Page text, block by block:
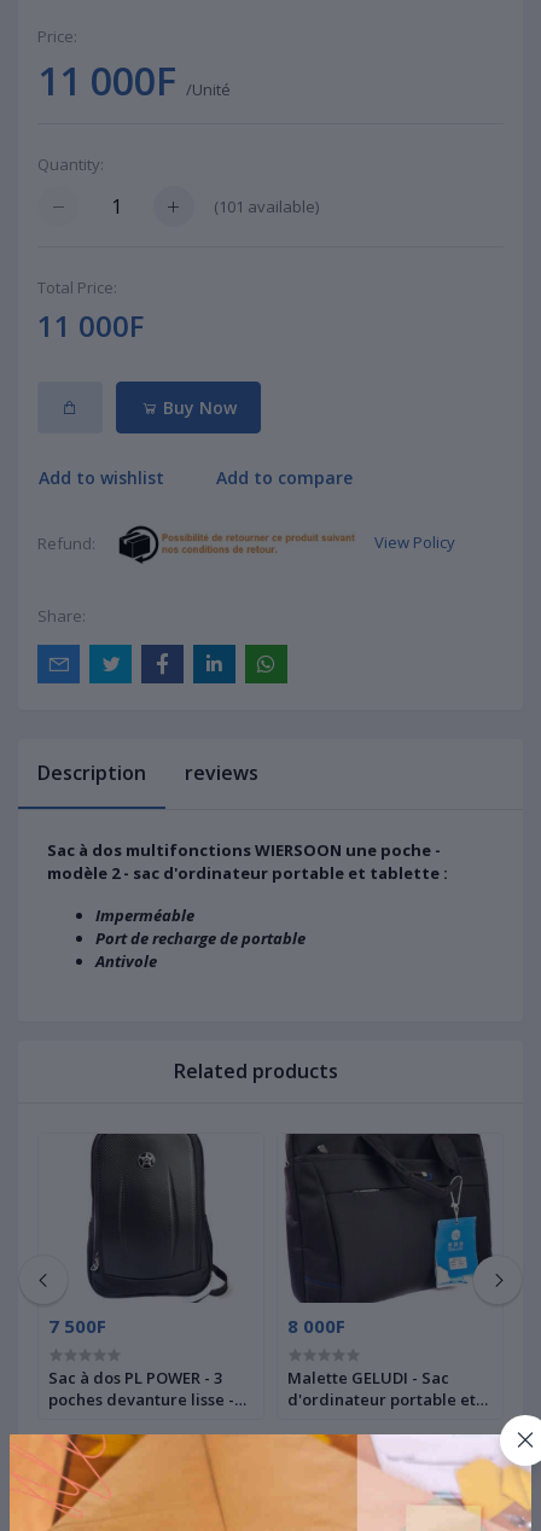
Price:
11 000F /Unité
Quantity:
(101 available)
Total Price:
11 000F
Buy Now
Add to wishlist Add to compare
Refund: View Policy
Share:
Top Selling Products
Description reviews
Sac à dos multifonctions WIERSOON une poche -
modèle 2 - sac d'ordinateur portable et tablette :
Imperméable
Port de recharge de portable
Antivole
Related products
7 500F
Sac à dos PL POWER - 3
poches devanture lisse -
8 000F
Malette GELUDI - Sac
d'ordinateur portable et